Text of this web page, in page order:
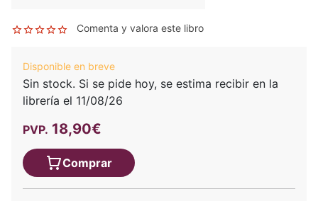
Comenta y valora este libro
Disponible en breve
Sin stock. Si se pide hoy, se estima recibir en la
librería el 11/08/26
PVP. 18,90€
Comprar